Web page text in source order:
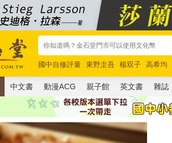
國中自修評量 東野圭吾 楊双子 高希均
唯紅花綻放
奧德賽 路邊攤新作 馬斯克
中文書 動漫ACG 親子館 英文書 雜誌